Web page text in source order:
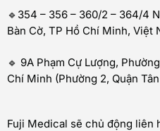
🔹354 – 356 – 360/2 – 364/4
Bàn Cờ, TP Hồ Chí Minh, Việt
🔹 9A Phạm Cự Lượng,
Chí Minh (Phường 2, Quận
Fuji Medical sẽ chủ động liên